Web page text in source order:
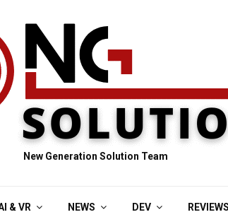
New Generation Solution Team
& VR NEWS DEV REVIEWS